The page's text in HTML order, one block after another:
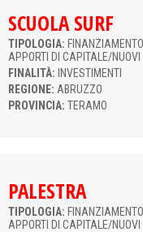
SCUOLA SURF
TIPOLOGIA:
APPORTI DI CAPITALE/NUOVI
FINALITÀ: INVESTIMENTI
REGIONE: ABRUZZO
PROVINCIA: TERAMO
PALESTRA
TIPOLOGIA:
APPORTI DI CAPITALE/NUOVI